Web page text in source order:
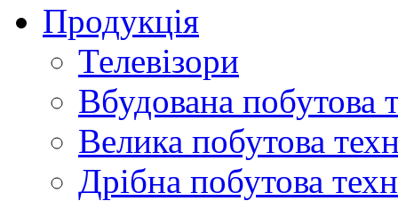
Продукція
Телевізори
Вбудована побутова
Велика побутова
Дрібна побутова